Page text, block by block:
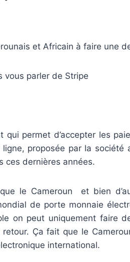
et Africain à faire une
vous parler de Stripe
qui permet d’accepter les
proposée par la société
ces dernières années.
le Cameroun et bien
de porte monnaie
on peut uniquement faire
Ça fait que le
international.